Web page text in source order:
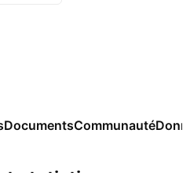
DocumentsCommunauté